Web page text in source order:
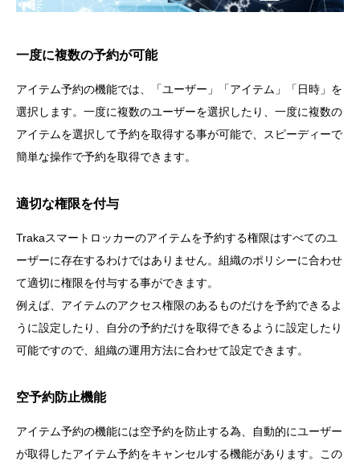
一度に複数の予約が可能
アイテム予約の機能では、「ユーザー」「アイテム」「日時」を
選択します。一度に複数のユーザーを選択したり、一度に複数の
アイテムを選択して予約を取得する事が可能で、スピーディーで
簡単な操作で予約を取得できます。
適切な権限を付与
Trakaスマートロッカーのアイテムを予約する権限はすべてのユ
ーザーに存在するわけではありません。組織のポリシーに合わせ
て適切に権限を付与する事ができます。
例えば、アイテムのアクセス権限のあるものだけを予約できるよ
うに設定したり、自分の予約だけを取得できるように設定したり
可能ですので、組織の運用方法に合わせて設定できます。
空予約防止機能
アイテム予約の機能には空予約を防止する為、自動的にユーザー
が取得したアイテム予約をキャンセルする機能があります。この